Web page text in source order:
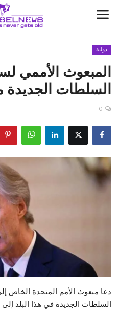
الأخبار
كتّابنا
اقتصاد
علوم وتكنولوجيا
دولية
المبعوث الأممي
السلطات الجديدة
0
دعا مبعوث الأمم المتحدة الخاص
السلطات الجديدة في هذا البلد